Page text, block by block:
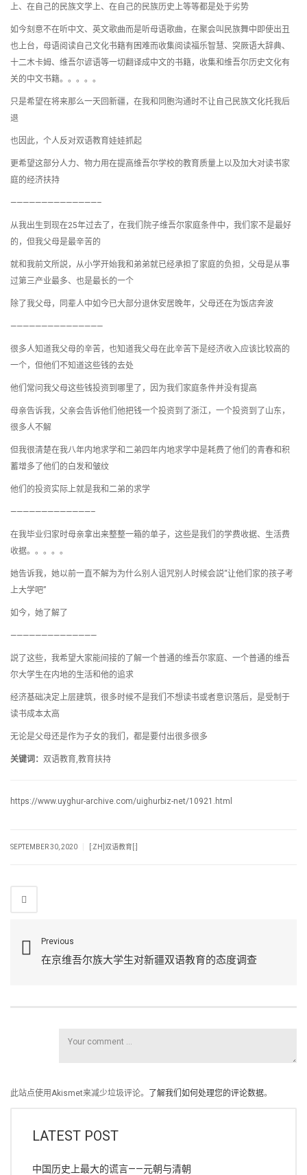
上、在自己的民族文学上、在自己的民族历史上等等都是处于劣势
如今刻意不在听中文、英文歌曲而是听母语歌曲，在聚会叫民族舞中即使出丑
也上台，母语阅读自己文化书籍有困难而收集阅读福乐智慧、突厥语大辞典、
十二木卡姆、维吾尔谚语等一切翻译成中文的书籍，收集和维吾尔历史文化有
关的中文书籍。。。。。
只是希望在将来那么一天回新疆，在我和同胞沟通时不让自己民族文化托我后
退
也因此，个人反对双语教育娃娃抓起
更希望这部分人力、物力用在提高维吾尔学校的教育质量上以及加大对读书家
庭的经济扶持
——————————————–
从我出生到现在25年过去了，在我们院子维吾尔家庭条件中，我们家不是最好
的，但我父母是最辛苦的
就和我前文所説，从小学开始我和弟弟就已经承担了家庭的负担，父母是从事
过第三产业最多、也是最长的一个
除了我父母，同辈人中如今已大部分退休安居晚年，父母还在为饭店奔波
———————————————
很多人知道我父母的辛苦，也知道我父母在此辛苦下是经济收入应该比较高的
一个，但他们不知道这些钱的去处
他们常问我父母这些钱投资到哪里了，因为我们家庭条件并没有提高
母亲告诉我，父亲会告诉他们他把钱一个投资到了浙江，一个投资到了山东，
很多人不解
但我很清楚在我八年内地求学和二弟四年内地求学中是耗费了他们的青春和积
蓄增多了他们的白发和皱纹
他们的投资实际上就是我和二弟的求学
—————————————–
在我毕业归家时母亲拿出来整整一箱的单子，这些是我们的学费收据、生活费
收据。。。。。
她告诉我，她以前一直不解为为什么别人诅咒别人时候会説“让他们家的孩子考
上大学吧”
如今，她了解了
——————————————
説了这些，我希望大家能间接的了解一个普通的维吾尔家庭、一个普通的维吾
尔大学生在内地的生活和他的追求
经济基础决定上层建筑，很多时候不是我们不想读书或者意识落后，是受制于
读书成本太高
无论是父母还是作为子女的我们，都是要付出很多很多
关键词： 双语教育,教育扶持
https://www.uyghur-archive.com/uighurbiz-net/10921.html
SEPTEMBER 30, 2020 [:ZH]双语教育[:]
Previous
在京维吾尔族大学生对新疆双语教育的态度调查
此站点使用Akismet来减少垃圾评论。 了解我们如何处理您的评论数据。
LATEST POST
中国历史上最大的谎言——元朝与清朝